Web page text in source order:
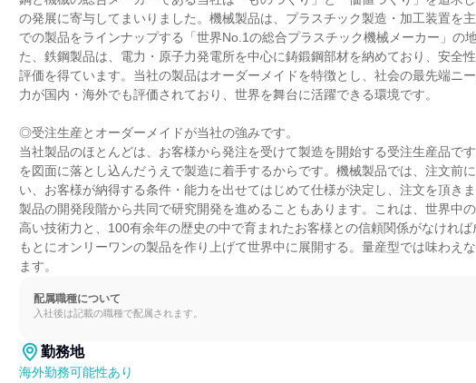
の発展に寄与してまいりました。機械製品は、プラスチック製造・加工装置を
での製品をラインナップする「世界No.1の総合プラスチック機械メーカー」の
た、鉄鋼製品は、電力・原子力発電所を中心に鋳鍛鋼部材を納めており、安全
評価を得ています。当社の製品はオーダーメイドを特徴とし、社会の最先端ニ
力が国内・海外でも評価されており、世界を舞台に活躍できる環境です。
◎受注生産とオーダーメイドが当社の強みです。
当社製品のほとんどは、お客様から発注を受けて製造を開始する受注生産品で
を図面に落とし込んだうえで製造に着手するからです。機械製品では、注文前
い、お客様が納得する条件・能力を出せてはじめて仕様が決定し、注文を頂き
製品の開発段階から共同で研究開発を進めることもあります。これは、世界中
高い技術力と、100有余年の歴史の中で育まれたお客様との信頼関係がなけれ
もとにオンリーワンの製品を作り上げて世界中に展開する。量産型では味わえ
ます。
配属職種について
入社後は記載の職種で配属されます。
勤務地
海外勤務可能性あり